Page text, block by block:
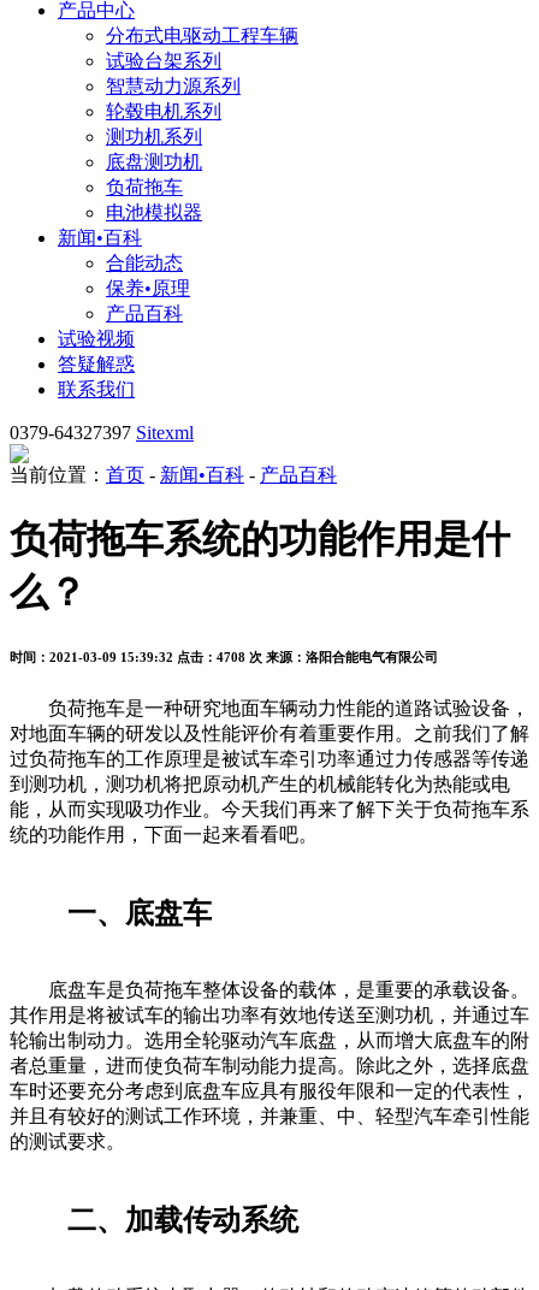
产品中心
分布式电驱动工程车辆
试验台架系列
智慧动力源系列
轮毂电机系列
测功机系列
底盘测功机
负荷拖车
电池模拟器
新闻•百科
合能动态
保养•原理
产品百科
试验视频
答疑解惑
联系我们
0379-64327397 Sitexml
当前位置： 首页 - 新闻•百科 - 产品百科
负荷拖车系统的功能作用是什
么？
时间：2021-03-09 15:39:32 点击：4708 次 来源：洛阳合能电气有限公司
负荷拖车是一种研究地面车辆动力性能的道路试验设备，
对地面车辆的研发以及性能评价有着重要作用。之前我们了解
过负荷拖车的工作原理是被试车牵引功率通过力传感器等传递
到测功机，测功机将把原动机产生的机械能转化为热能或电
能，从而实现吸功作业。今天我们再来了解下关于负荷拖车系
统的功能作用，下面一起来看看吧。
一、底盘车
底盘车是负荷拖车整体设备的载体，是重要的承载设备。
其作用是将被试车的输出功率有效地传送至测功机，并通过车
轮输出制动力。选用全轮驱动汽车底盘，从而增大底盘车的附
者总重量，进而使负荷车制动能力提高。除此之外，选择底盘
车时还要充分考虑到底盘车应具有服役年限和一定的代表性，
并且有较好的测试工作环境，并兼重、中、轻型汽车牵引性能
的测试要求。
二、加载传动系统